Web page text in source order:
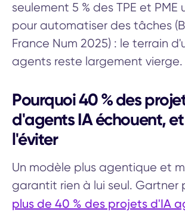
seulement 5 % des TPE et PME
pour automatiser des tâches
France Num 2025) : le terrain
agents reste largement vierge.
Pourquoi 40 % des
d'agents IA échouent,
l'éviter
Un modèle plus agentique et
garantit rien à lui seul. Gartner
plus de 40 % des projets d'IA